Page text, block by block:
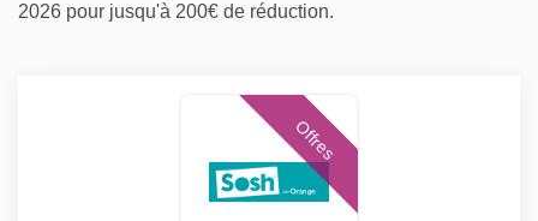
2026 pour jusqu'à 200€ de réduction.
Offres